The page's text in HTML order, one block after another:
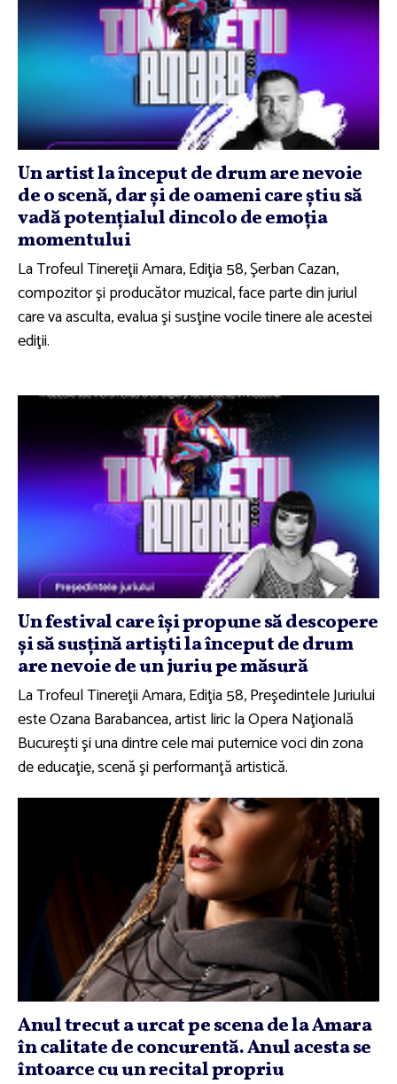
Un artist la început de drum are nevoie
de o scenă, dar şi de oameni care ştiu să
vadă potenţialul dincolo de emoţia
momentului
La Trofeul Tinereţii Amara, Ediţia 58, Şerban Cazan,
compozitor şi producător muzical, face parte din juriul
care va asculta, evalua şi susţine vocile tinere ale acestei
ediţii.
Un festival care îşi propune să descopere
şi să susţină artişti la început de drum
are nevoie de un juriu pe măsură
La Trofeul Tinereţii Amara, Ediţia 58, Preşedintele Juriului
este Ozana Barabancea, artist liric la Opera Naţională
Bucureşti şi una dintre cele mai puternice voci din zona
de educaţie, scenă şi performanţă artistică.
Anul trecut a urcat pe scena de la Amara
în calitate de concurentă. Anul acesta se
întoarce cu un recital propriu